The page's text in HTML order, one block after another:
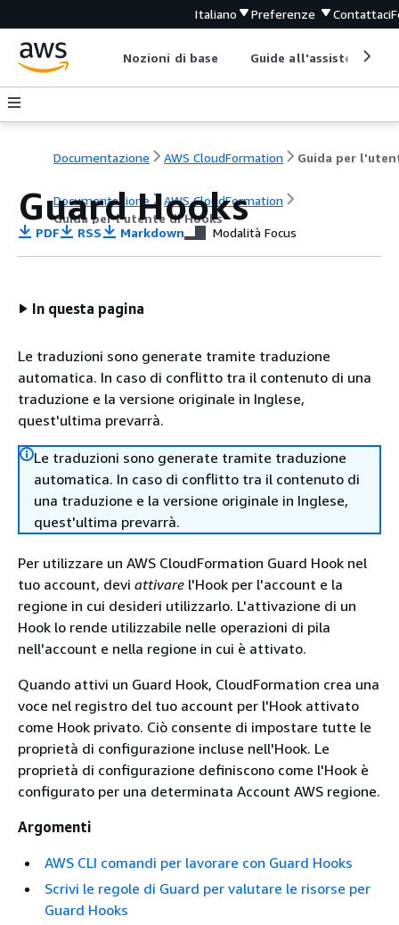
Italiano Preferenze Contattaci
Nozioni di base Guide all'assistenza
Documentazione AWS CloudFormation
Documentazione
AWS CloudFormation
Guida per l'utente di Hooks
Guard Hooks
PDF RSS Markdown Modalità Focus
In questa pagina
Le traduzioni sono generate tramite traduzione
automatica. In caso di conflitto tra il contenuto di una
traduzione e la versione originale in Inglese,
quest'ultima prevarrà.
Le traduzioni sono generate tramite traduzione
automatica. In caso di conflitto tra il contenuto di
una traduzione e la versione originale in Inglese,
quest'ultima prevarrà.
Per utilizzare un AWS CloudFormation Guard Hook nel
tuo account, devi attivare l'Hook per l'account e la
regione in cui desideri utilizzarlo. L'attivazione di un
Hook lo rende utilizzabile nelle operazioni di pila
nell'account e nella regione in cui è attivato.
Quando attivi un Guard Hook, CloudFormation crea una
voce nel registro del tuo account per l'Hook attivato
come Hook privato. Ciò consente di impostare tutte le
proprietà di configurazione incluse nell'Hook. Le
proprietà di configurazione definiscono come l'Hook è
configurato per una determinata Account AWS regione.
Argomenti
AWS CLI comandi per lavorare con Guard Hooks
Scrivi le regole di Guard per valutare le risorse per
Guard Hooks